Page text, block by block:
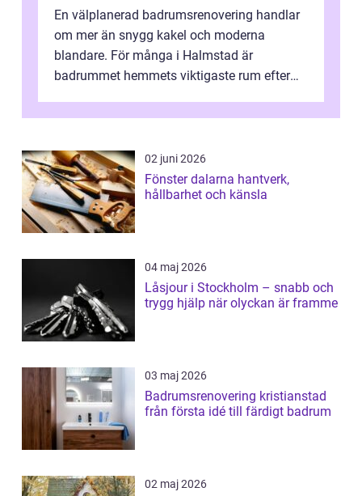
En välplanerad badrumsrenovering handlar
om mer än snygg kakel och moderna
blandare. För många i Halmstad är
badrummet hemmets viktigaste rum efter
02 juni 2026
Fönster dalarna hantverk,
hållbarhet och känsla
04 maj 2026
Låsjour i Stockholm – snabb och
trygg hjälp när olyckan är framme
03 maj 2026
Badrumsrenovering kristianstad
från första idé till färdigt badrum
02 maj 2026